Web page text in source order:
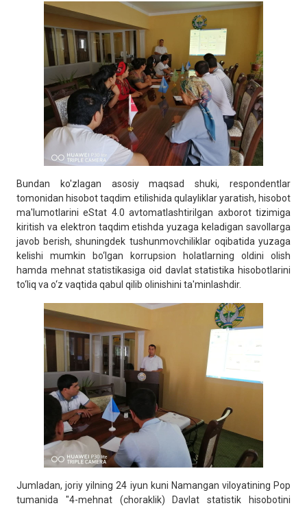
Bundan ko'zlagan asosiy maqsad shuki, respondentlar
tomonidan hisobot taqdim etilishida qulayliklar yaratish, hisobot
ma'lumotlarini eStat 4.0 avtomatlashtirilgan axborot tizimiga
kiritish va elektron taqdim etishda yuzaga keladigan savollarga
javob berish, shuningdek tushunmovchiliklar oqibatida yuzaga
kelishi mumkin bo‘lgan korrupsion holatlarning oldini olish
hamda mehnat statistikasiga oid davlat statistika hisobotlarini
to‘liq va o‘z vaqtida qabul qilib olinishini ta'minlashdir.
Jumladan, joriy yilning 24 iyun kuni Namangan viloyatining Pop
tumanida "4-mehnat (choraklik) Davlat statistik hisobotini